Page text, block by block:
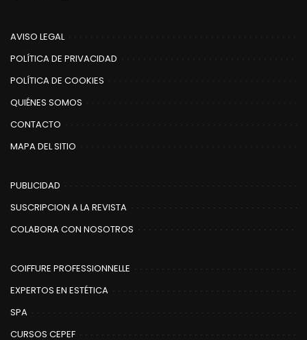
AVISO LEGAL
POLÍTICA DE PRIVACIDAD
POLÍTICA DE COOKIES
QUIÉNES SOMOS
CONTACTO
MAPA DEL SITIO
PUBLICIDAD
SUSCRIPCION A LA REVISTA
COLABORA CON NOSOTROS
COIFFURE PROFESSIONNELLE
EXPERTOS EN ESTÉTICA
SPA
CURSOS CEPEF